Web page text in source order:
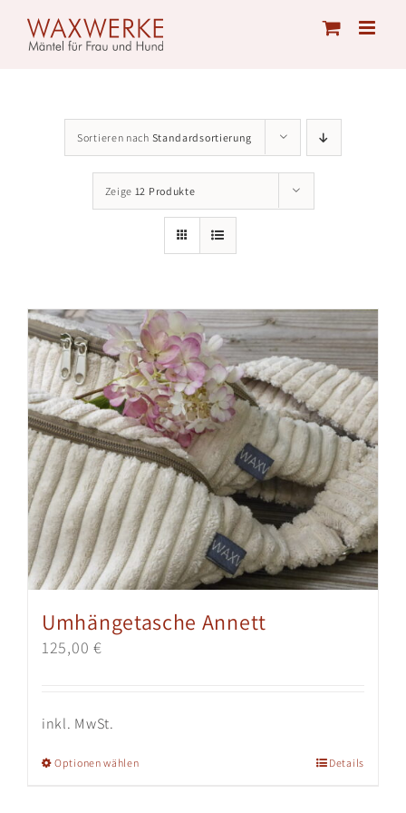
content
Sortieren nach Standardsortierung
Zeige 12 Produkte
Umhängetasche Annett
125,00 €
inkl. MwSt.
Optionen wählenDieses
Details